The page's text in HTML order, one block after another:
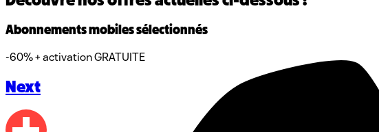
Abonnements mobiles sélectionnés
-60% + activation GRATUITE
Next